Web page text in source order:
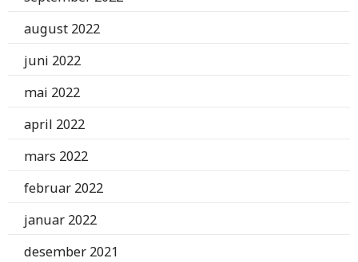
august 2022
juni 2022
mai 2022
april 2022
mars 2022
februar 2022
januar 2022
desember 2021